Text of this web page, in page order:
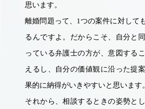
思います。
離婚問題って、1つの案件に対して
るんですよ。だからこそ、自分と
っている弁護士の方が、意図する
えるし、自分の価値観に沿った提
果的に納得がいきやすいと思います
それから、相談するときの姿勢と